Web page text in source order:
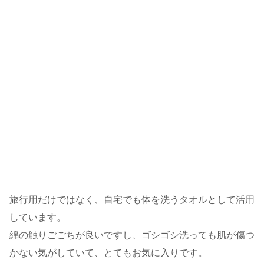
旅行用だけではなく、自宅でも体を洗うタオルとして活用
しています。
綿の触りごごちが良いですし、ゴシゴシ洗っても肌が傷つ
かない気がしていて、とてもお気に入りです。